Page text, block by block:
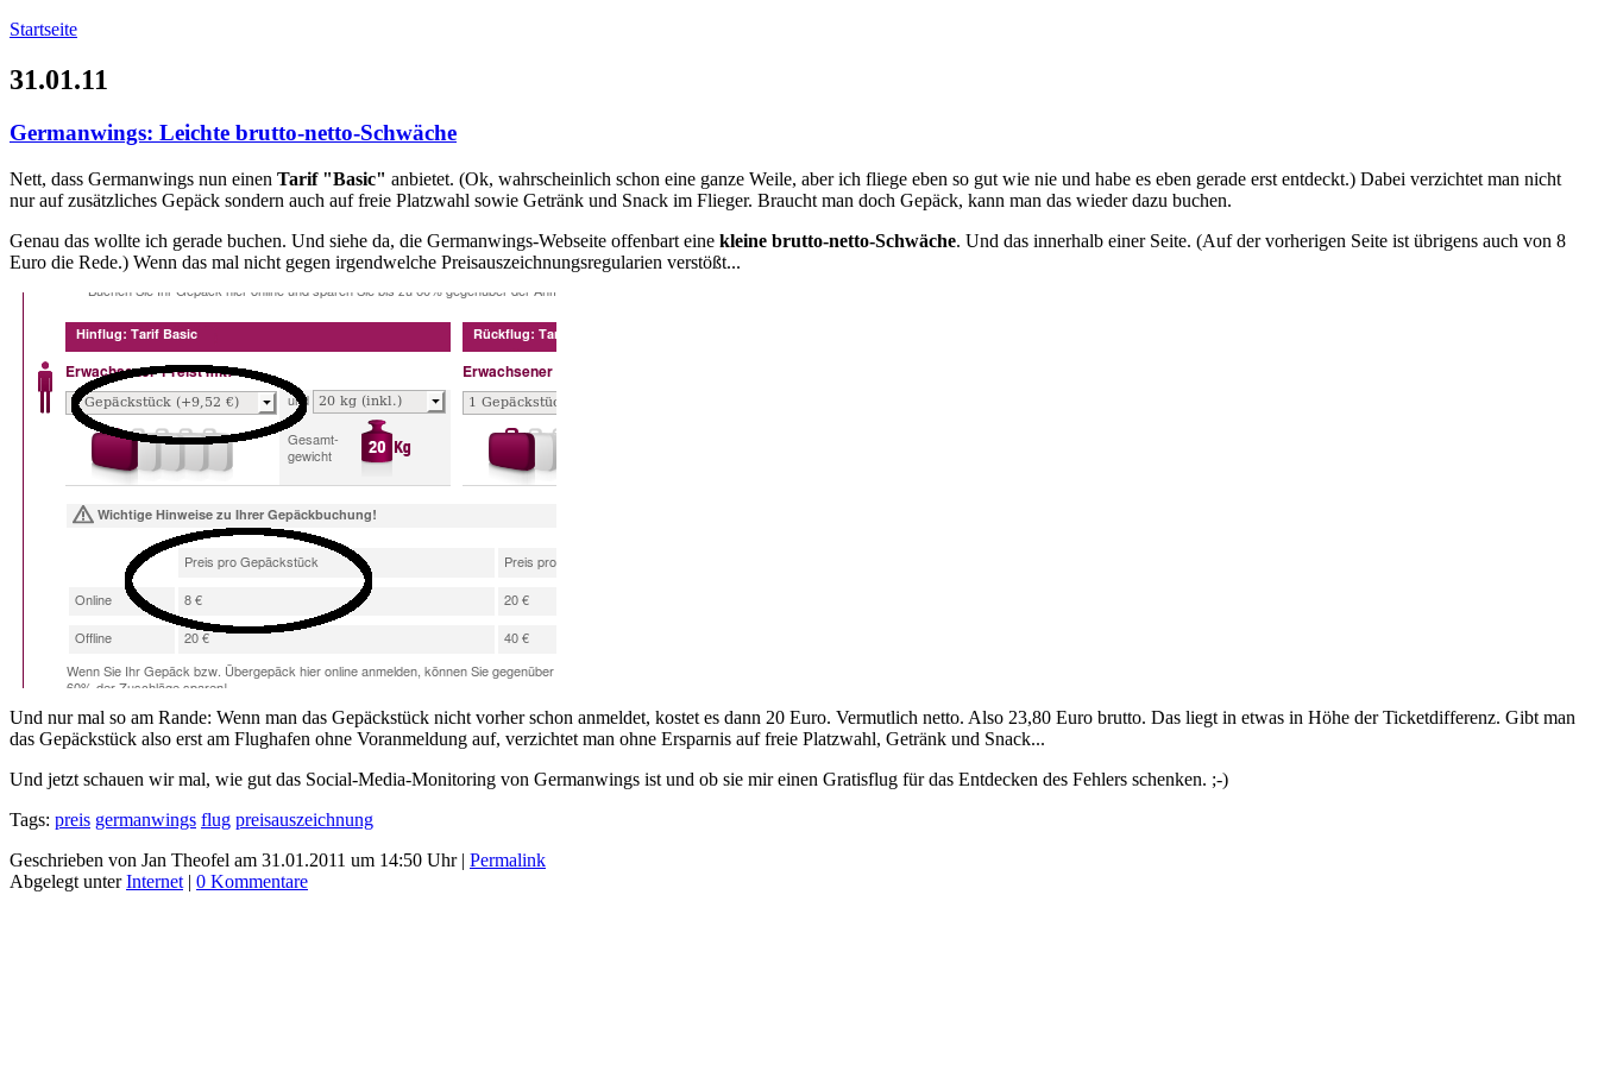
Startseite
31.01.11
Germanwings: Leichte brutto-netto-Schwäche
Nett, dass Germanwings nun einen Tarif "Basic" anbietet. (Ok, wahrscheinlich schon eine ganze Weile, aber ich fliege eben so gut wie nie und habe es eben gerade erst entdeckt.) Dabei verzichtet man nicht
nur auf zusätzliches Gepäck sondern auch auf freie Platzwahl sowie Getränk und Snack im Flieger. Braucht man doch Gepäck, kann man das wieder dazu buchen.
Genau das wollte ich gerade buchen. Und siehe da, die Germanwings-Webseite offenbart eine kleine brutto-netto-Schwäche. Und das innerhalb einer Seite. (Auf der vorherigen Seite ist übrigens auch von 8
Euro die Rede.) Wenn das mal nicht gegen irgendwelche Preisauszeichnungsregularien verstößt...
Und nur mal so am Rande: Wenn man das Gepäckstück nicht vorher schon anmeldet, kostet es dann 20 Euro. Vermutlich netto. Also 23,80 Euro brutto. Das liegt in etwas in Höhe der Ticketdifferenz. Gibt man
das Gepäckstück also erst am Flughafen ohne Voranmeldung auf, verzichtet man ohne Ersparnis auf freie Platzwahl, Getränk und Snack...
Und jetzt schauen wir mal, wie gut das Social-Media-Monitoring von Germanwings ist und ob sie mir einen Gratisflug für das Entdecken des Fehlers schenken. ;-)
Tags: preis germanwings flug preisauszeichnung
Geschrieben von Jan Theofel am 31.01.2011 um 14:50 Uhr | Permalink
Abgelegt unterInternet | 0 Kommentare